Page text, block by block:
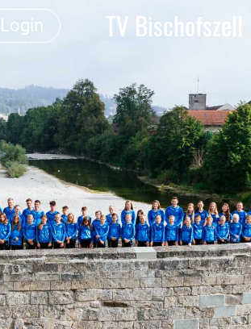
TV Bischofszell
Login